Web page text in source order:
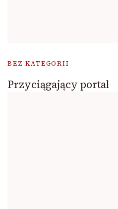
BEZ KATEGORII
Przyciągający portal